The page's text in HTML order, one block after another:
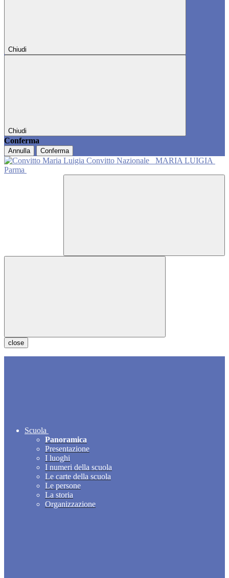
Chiudi
Chiudi
Conferma
Annulla Conferma
Convitto Nazionale
MARIA LUIGIA
Parma
close
Scuola
Panoramica
Presentazione
I luoghi
I numeri della scuola
Le carte della scuola
Le persone
La storia
Organizzazione